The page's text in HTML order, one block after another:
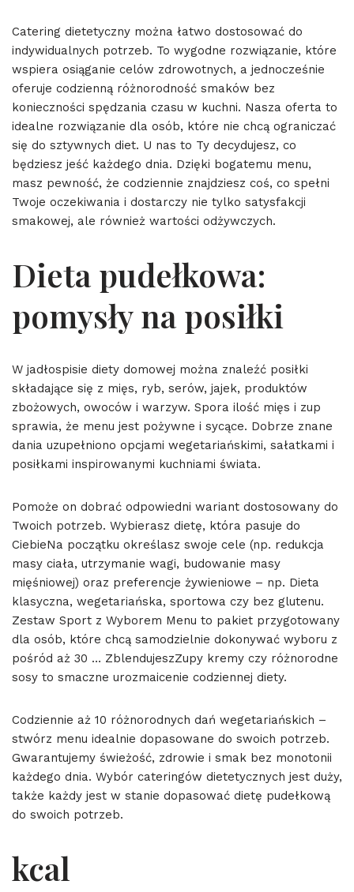
Catering dietetyczny można łatwo dostosować do
indywidualnych potrzeb. To wygodne rozwiązanie, które
wspiera osiąganie celów zdrowotnych, a jednocześnie
oferuje codzienną różnorodność smaków bez
konieczności spędzania czasu w kuchni. Nasza oferta to
idealne rozwiązanie dla osób, które nie chcą ograniczać
się do sztywnych diet. U nas to Ty decydujesz, co
będziesz jeść każdego dnia. Dzięki bogatemu menu,
masz pewność, że codziennie znajdziesz coś, co spełni
Twoje oczekiwania i dostarczy nie tylko satysfakcji
smakowej, ale również wartości odżywczych.
Dieta pudełkowa:
pomysły na posiłki
W jadłospisie diety domowej można znaleźć posiłki
składające się z mięs, ryb, serów, jajek, produktów
zbożowych, owoców i warzyw. Spora ilość mięs i zup
sprawia, że menu jest pożywne i sycące. Dobrze znane
dania uzupełniono opcjami wegetariańskimi, sałatkami i
posiłkami inspirowanymi kuchniami świata.
Pomoże on dobrać odpowiedni wariant dostosowany do
Twoich potrzeb. Wybierasz dietę, która pasuje do
CiebieNa początku określasz swoje cele (np. redukcja
masy ciała, utrzymanie wagi, budowanie masy
mięśniowej) oraz preferencje żywieniowe – np. Dieta
klasyczna, wegetariańska, sportowa czy bez glutenu.
Zestaw Sport z Wyborem Menu to pakiet przygotowany
dla osób, które chcą samodzielnie dokonywać wyboru z
pośród aż 30 … ZblendujeszZupy kremy czy różnorodne
sosy to smaczne urozmaicenie codziennej diety.
Codziennie aż 10 różnorodnych dań wegetariańskich –
stwórz menu idealnie dopasowane do swoich potrzeb.
Gwarantujemy świeżość, zdrowie i smak bez monotonii
każdego dnia. Wybór cateringów dietetycznych jest duży,
także każdy jest w stanie dopasować dietę pudełkową
do swoich potrzeb.
kcal